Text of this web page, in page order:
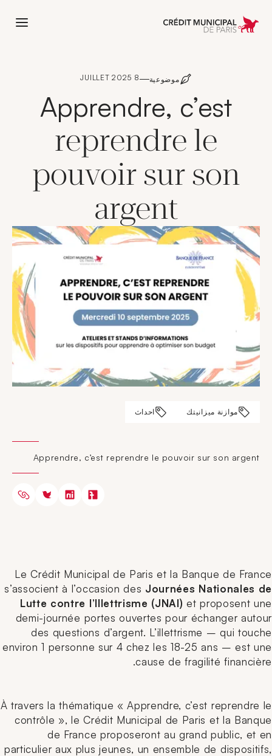
de Crédit Municipal de Paris
موضوعية 8 JUILLET 2025
Apprendre, c’est
reprendre le
pouvoir sur son
argent
موازنة ميزانيتك احداث
Apprendre, c’est reprendre le pouvoir sur son argent
Le Crédit Municipal de Paris et la Banque de France
s’associent à l’occasion des Journées Nationales de
Lutte contre l’Illettrisme (JNAI) et proposent une
demi-journée portes ouvertes pour échanger autour
des questions d’argent. L’illettrisme – qui touche
environ 1 personne sur 4 chez les 18-25 ans – est une
cause de fragilité financière.
À travers la thématique « Apprendre, c’est reprendre le
contrôle », le Crédit Municipal de Paris et la Banque
de France proposeront au grand public, et en
particulier aux plus jeunes, un ensemble de dispositifs,